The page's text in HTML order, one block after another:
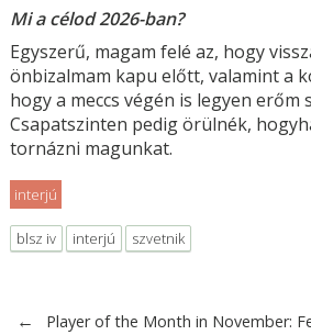
Mi a célod 2026-ban?
Egyszerű, magam felé az, hogy
önbizalmam kapu előtt, valamint a
hogy a meccs végén is legyen erőm
Csapatszinten pedig örülnék,
tornázni magunkat.
interjú
blsz iv interjú szvetnik
←
Player of the Month in November: